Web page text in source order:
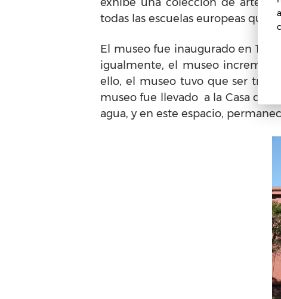
todas las escuelas europeas que
El museo fue inaugurado en
igualmente, el museo
ello, el museo tuvo que ser
museo fue llevado a la Casa de
agua, y en este espacio,